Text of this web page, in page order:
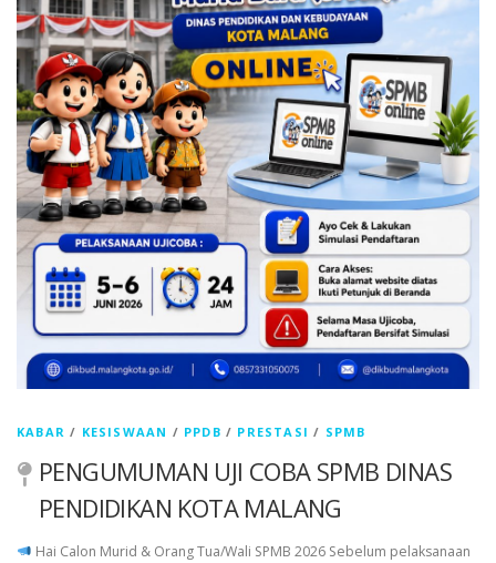
KABAR / KESISWAAN / PPDB / PRESTASI / SPMB
PENGUMUMAN UJI COBA SPMB DINAS
PENDIDIKAN KOTA MALANG
Hai Calon Murid & Orang Tua/Wali SPMB 2026 Sebelum pelaksanaan